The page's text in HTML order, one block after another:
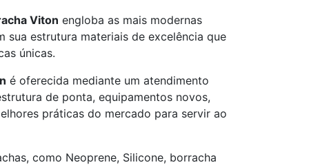
Viton engloba as mais modernas
sua estrutura materiais de excelência que
únicas.
é oferecida mediante um atendimento
de ponta, equipamentos novos,
práticas do mercado para servir ao
como Neoprene, Silicone, borracha